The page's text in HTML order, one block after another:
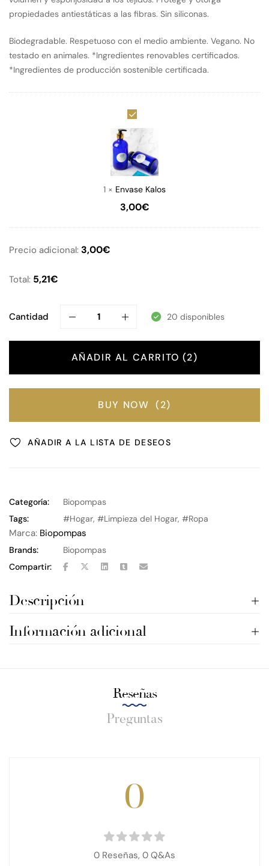
propiedades antiestáticas a las fibras. Sin siliconas.
Biodegradable. Respetuoso con el medio ambiente. Vegano. No
testado en animales. *Ingredientes renovables certificados.
*Ingredientes de producción sostenible certificada.
Envase
Kalos
1 × Envase Kalos
3,00€
Precio adicional: 3,00€
Total: 5,21€
Cantidad 20 disponibles
AÑADIR AL CARRITO 2
BUY NOW 2
AÑADIR A LA LISTA DE DESEOS
Categoría:
Biopompas
Tags:
Hogar, Limpieza del Hogar, Ropa
Marca: Biopompas
Brands:
Biopompas
Compartir:
Descripción
Información adicional
Reseñas
Preguntas
0
0 Reseñas, 0 Q&As